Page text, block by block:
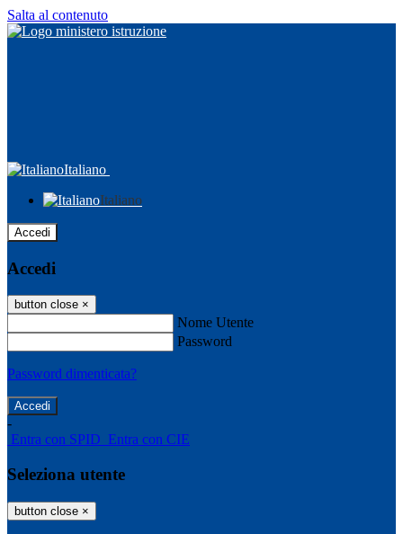
Salta al contenuto
Italiano
Italiano
Accedi
Accedi
button close ×
Nome Utente
Password
Password dimenticata?
-
Entra con SPID Entra con CIE
Seleziona utente
button close ×